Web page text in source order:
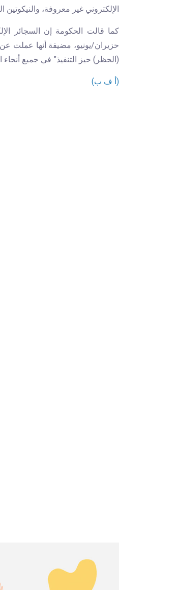
الإلكتروني غير معروفة،
كما قالت الحكومة إن السجائر
حزيران/يونيو، مضيفة أنها عملت
(الحظر) حيز التنفيذ” في جميع أنحاء
(أ ف ب)